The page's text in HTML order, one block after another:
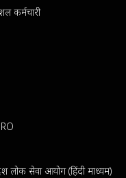
कर्मचारी
लोक सेवा आयोग (हिंदी माध्यम)